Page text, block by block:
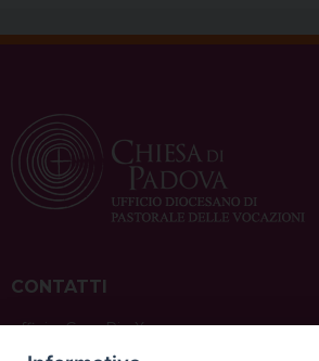
CONTATTI
ufficio: Casa Pio X
via Bonporti, 20 – 35141 Padova